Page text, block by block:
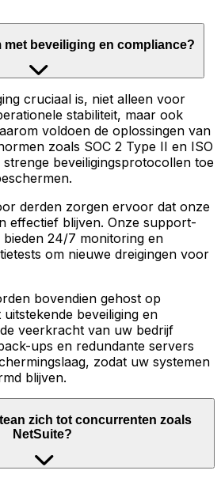
met beveiliging en compliance?
cruciaal is, niet alleen voor
stabiliteit, maar ook
voldoen de oplossingen van
zoals SOC 2 Type II en ISO
beveiligingsprotocollen toe
derden zorgen ervoor dat onze
effectief blijven. Onze support-
24/7 monitoring en
om nieuwe dreigingen voor
bovendien gehost op
beveiliging en
veerkracht van uw bedrijf
ups en redundante servers
zodat uw systemen
blijven.
zich tot concurrenten zoals
NetSuite?